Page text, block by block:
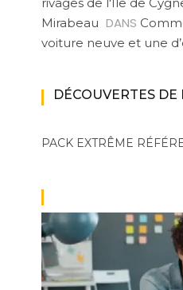
Mirabeau DANS
voiture neuve et une
DÉCOUVERTES
PACK EXTRÊME